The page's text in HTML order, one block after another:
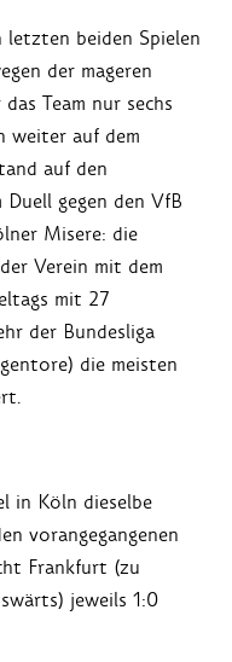
beiden Spielen
der mageren
Team nur sechs
weiter auf dem
auf den
gegen den VfB
Misere: die
Verein mit dem
mit 27
der Bundesliga
die meisten
in Köln dieselbe
vorangegangenen
Frankfurt (zu
jeweils 1:0